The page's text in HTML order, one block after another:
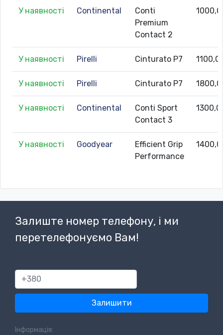
У наявності Continental
Conti
Premium
Contact 2
У наявності Pirelli Cinturato P7
У наявності Pirelli Cinturato P7
У наявності Continental
Conti Sport
Contact 3
У наявності Goodyear
Efficient Grip
Performance
Залиште номер телефону, і ми
перетелефонуємо Вам!
380
Залишити
Інформація: